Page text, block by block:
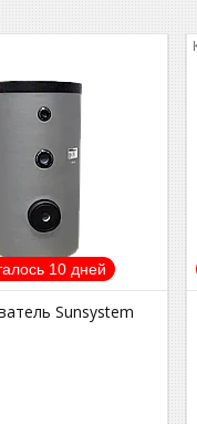
10 дней
Sunsystem